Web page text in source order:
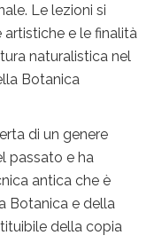
Le lezioni si
e le finalità
naturalistica nel
Botanica
di un genere
passato e ha
antica che è
Botanica e della
della copia